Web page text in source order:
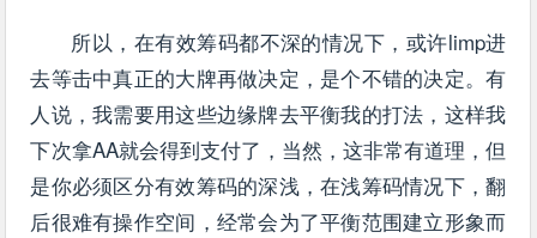
所以，在有效筹码都不深的情况下，或许limp进
去等击中真正的大牌再做决定，是个不错的决定。有
人说，我需要用这些边缘牌去平衡我的打法，这样我
下次拿AA就会得到支付了，当然，这非常有道理，但
是你必须区分有效筹码的深浅，在浅筹码情况下，翻
后很难有操作空间，经常会为了平衡范围建立形象而